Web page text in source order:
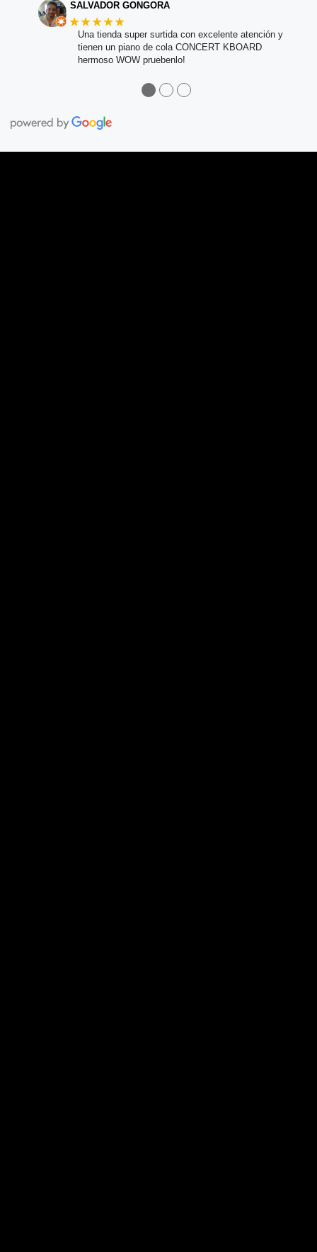
SALVADOR GONGORA
★★★★★
Una tienda super surtida con excelente atención y
tienen un piano de cola CONCERT KBOARD
hermoso WOW pruebenlo!
●●●